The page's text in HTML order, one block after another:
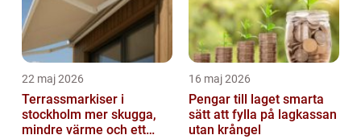
22 maj 2026
Terrassmarkiser i
stockholm mer skugga,
mindre värme och ett
16 maj 2026
Pengar till laget smarta
sätt att fylla på lagkassan
utan krångel